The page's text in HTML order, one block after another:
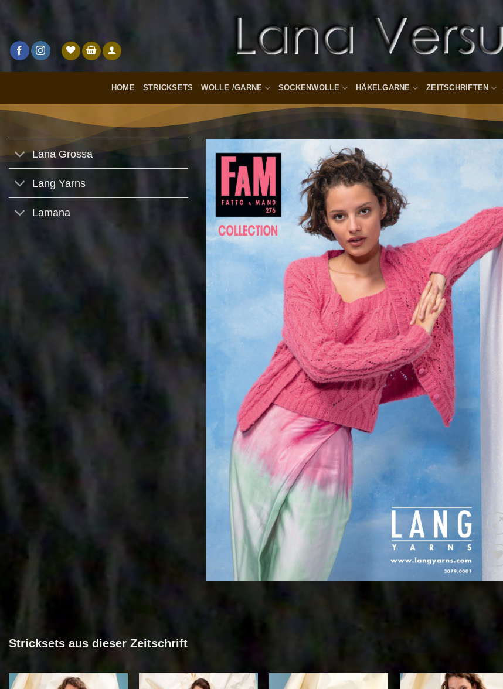
HOME STRICKSETS WOLLE /GARNE SOCKENWOLLE HÄKELGARNE ZEITSCHRIFTEN
Lana Grossa
Lang Yarns
Lamana
Stricksets aus dieser Zeitschrift